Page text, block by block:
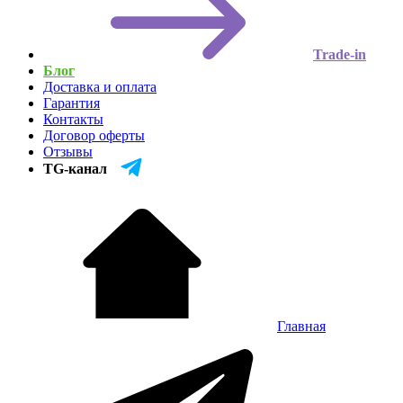
Trade-in
Блог
Доставка и оплата
Гарантия
Контакты
Договор оферты
Отзывы
TG-канал
Главная